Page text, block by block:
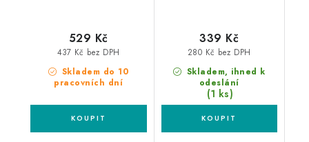
Skladem do 10
pracovních dní
437 Kč bez DPH
529 Kč
Skladem, ihned k
odeslání
(1 ks)
280 Kč bez DPH
339 Kč